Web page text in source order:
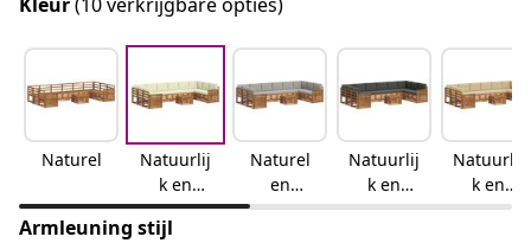
Naturel
Natuurlij
k en
crème
Naturel
en
lichtgrijs
Natuurlij
k en
antraciet
Natuurlij
k en
beige
Armleuning stijl